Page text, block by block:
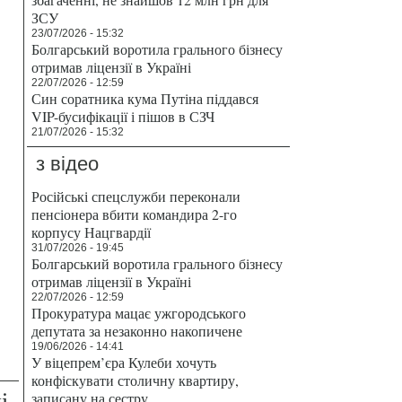
ЗСУ
23/07/2026 - 15:32
Болгарський воротила грального бізнесу
отримав ліцензії в Україні
22/07/2026 - 12:59
Син соратника кума Путіна піддався
VIP-бусифікації і пішов в СЗЧ
21/07/2026 - 15:32
з відео
Російські спецслужби переконали
пенсіонера вбити командира 2-го
корпусу Нацгвардії
31/07/2026 - 19:45
Болгарський воротила грального бізнесу
отримав ліцензії в Україні
22/07/2026 - 12:59
Прокуратура мацає ужгородського
депутата за незаконно накопичене
19/06/2026 - 14:41
У віцепрем’єра Кулеби хочуть
конфіскувати столичну квартиру,
записану на сестру